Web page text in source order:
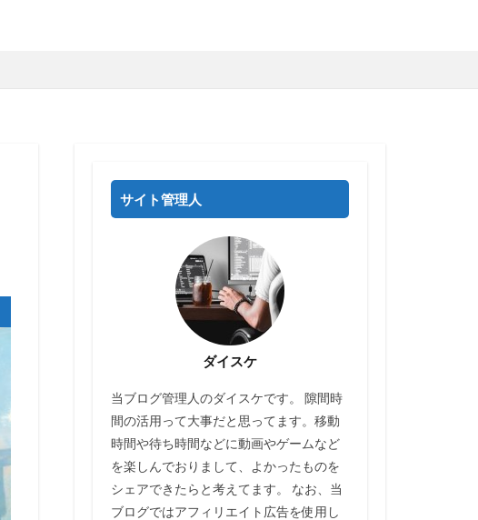
サイト管理人
ダイスケ
当ブログ管理人のダイスケです。 隙間時
間の活用って大事だと思ってます。移動
時間や待ち時間などに動画やゲームなど
を楽しんでおりまして、よかったものを
シェアできたらと考えてます。 なお、当
ブログではアフィリエイト広告を使用し